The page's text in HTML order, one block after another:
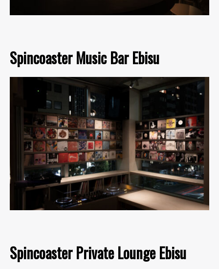
Spincoaster Music Bar Ebisu
Spincoaster Private Lounge Ebisu